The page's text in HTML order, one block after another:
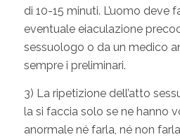
di 10-15 minuti. L’uomo deve
eventuale eiaculazione
sessuologo o da un medico
sempre i preliminari.
3) La ripetizione dell’atto
la si faccia solo se ne hanno
anormale né farla, né non